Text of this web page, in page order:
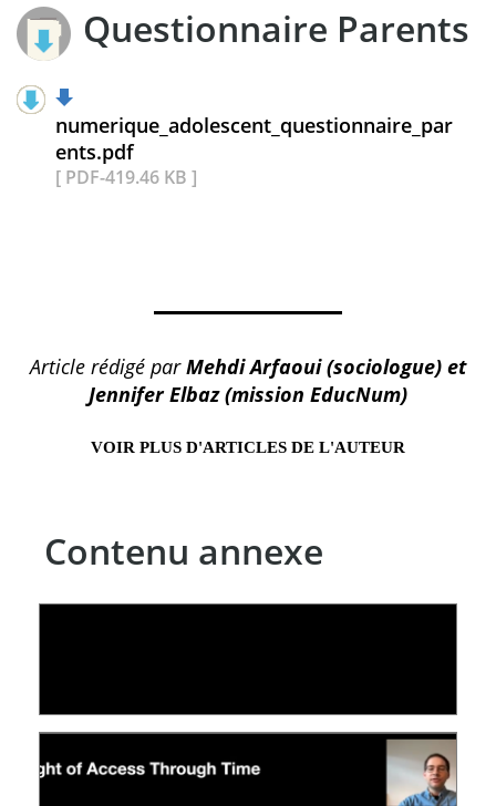
Questionnaire Parents
numerique_adolescent_questionnaire_par
ents.pdf
[ PDF-419.46 KB ]
Article rédigé parMehdi Arfaoui (sociologue) et
Jennifer Elbaz (mission EducNum)
VOIR PLUS D'ARTICLES DE L'AUTEUR
Contenu annexe